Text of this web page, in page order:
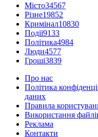
Місто34567
Різне19852
Кримінал10830
Події9133
Політика4984
Люди4577
Гроші3839
Про нас
Політика
даних
Правила
Використання
Реклама
Контакти